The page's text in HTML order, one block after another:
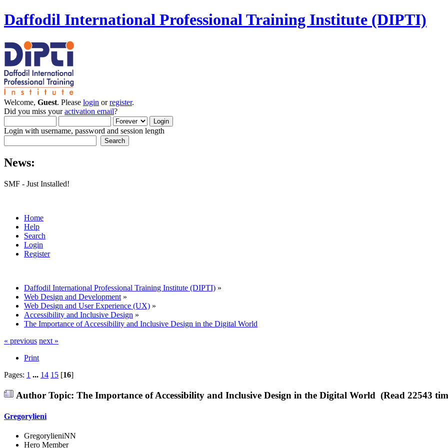
Daffodil International Professional Training Institute (DIPTI)
Welcome, Guest. Please login orregister.
Did you miss youractivation email?
Login with username, password and session length
News:
SMF - Just Installed!
Home
Help
Search
Login
Register
Daffodil International Professional Training Institute (DIPTI) »
Web Design and Development »
Web Design and User Experience (UX) »
Accessibility and Inclusive Design »
The Importance of Accessibility and Inclusive Design in the Digital World
« previous next »
Print
Pages: 1 ... 14 15 [16]
Author Topic: The Importance of Accessibility and Inclusive Design in the Digital World (Read 22543
Gregorylieni
GregorylieniNN
Hero Member